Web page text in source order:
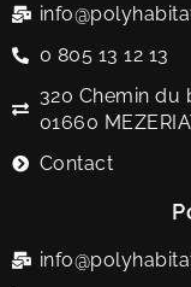
0 805 13 12 13
320 Chemin du
01660
Contact